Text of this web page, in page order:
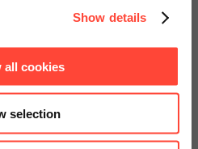
Show details
all cookies
selection